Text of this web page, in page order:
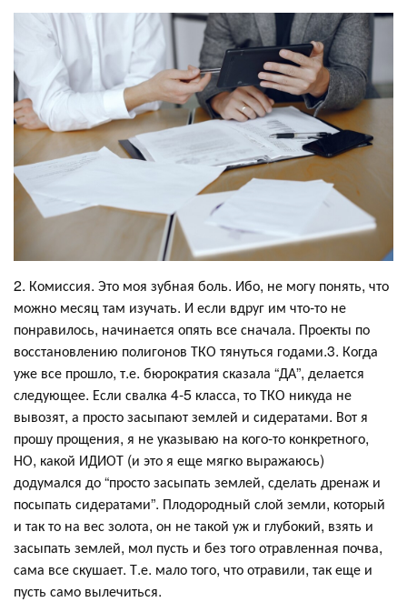
2. Комиссия. Это моя зубная боль. Ибо, не могу понять, что
можно месяц там изучать. И если вдруг им что-то не
понравилось, начинается опять все сначала. Проекты по
восстановлению полигонов ТКО тянуться годами.3. Когда
уже все прошло, т.е. бюрократия сказала “ДА”, делается
следующее. Если свалка 4-5 класса, то ТКО никуда не
вывозят, а просто засыпают землей и сидератами. Вот я
прошу прощения, я не указываю на кого-то конкретного,
НО, какой ИДИОТ (и это я еще мягко выражаюсь)
додумался до “просто засыпать землей, сделать дренаж и
посыпать сидератами”. Плодородный слой земли, который
и так то на вес золота, он не такой уж и глубокий, взять и
засыпать землей, мол пусть и без того отравленная почва,
сама все скушает. Т.е. мало того, что отравили, так еще и
пусть само вылечиться.